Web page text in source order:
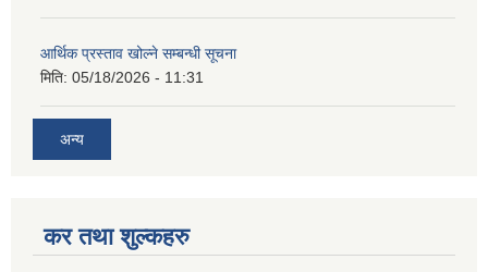
आर्थिक प्रस्ताव खोल्ने सम्बन्धी सूचना
मिति: 05/18/2026 - 11:31
अन्य
कर तथा शुल्कहरु